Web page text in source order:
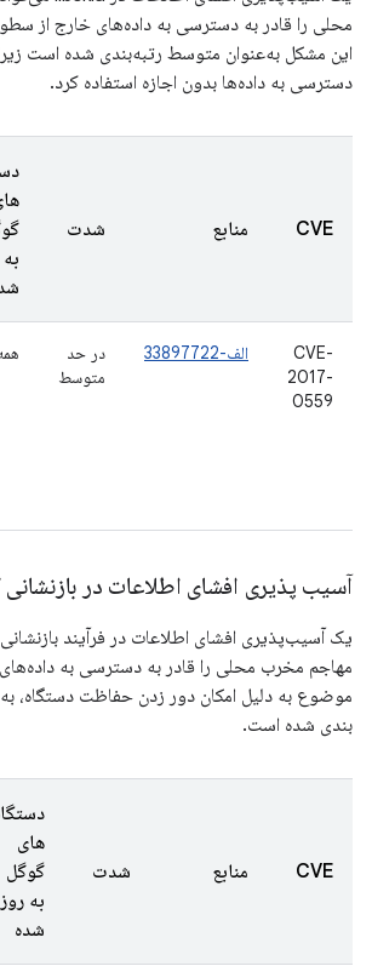
محلی را قادر به دسترسی به داده‌های خارج از
این مشکل به‌عنوان متوسط ​​رتبه‌بندی شده است زیرا
دسترسی به داده‌ها بدون اجازه استفاده کرد.
CVE منابع شدت
CVE-
2017-
0559
الف-33897722
در حد
متوسط
آسیب پذیری افشای اطلاعات در بازنشانی
یک آسیب‌پذیری افشای اطلاعات در فرآیند
مهاجم مخرب محلی را قادر به دسترسی به
موضوع به دلیل امکان دور زدن حفاظت دستگاه،
بندی شده است.
CVE منابع شدت
های
گوگل
به روز
شده